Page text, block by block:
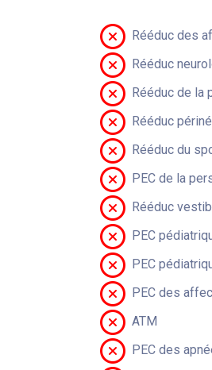
Rééduc des
Rééduc
Rééduc de la
Rééduc
Rééduc du
PEC de la
Rééduc
PEC
PEC
PEC des
ATM
PEC des